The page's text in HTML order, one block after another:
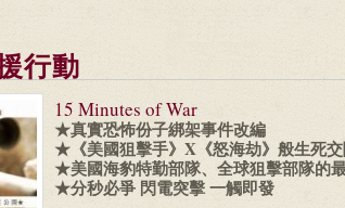
行動
15 Minutes of War
★真實恐怖份子綁架事件改編
★《美國狙擊手》X《怒海劫》般生死交
★美國海豹特勤部隊、全球狙擊部隊的
★分秒必爭 閃電突擊 一觸即發